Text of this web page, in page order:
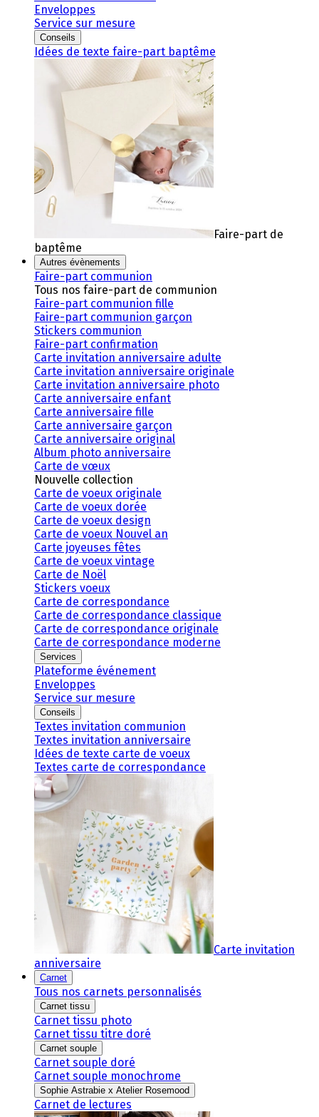
Enveloppes
Service sur mesure
Conseils
Idées de texte faire-part baptême
Faire-part de
baptême
Autres évènements
Faire-part communion
Tous nos faire-part de communion
Faire-part communion fille
Faire-part communion garçon
Stickers communion
Faire-part confirmation
Carte invitation anniversaire adulte
Carte invitation anniversaire originale
Carte invitation anniversaire photo
Carte anniversaire enfant
Carte anniversaire fille
Carte anniversaire garçon
Carte anniversaire original
Album photo anniversaire
Carte de vœux
Nouvelle collection
Carte de voeux originale
Carte de voeux dorée
Carte de voeux design
Carte de voeux Nouvel an
Carte joyeuses fêtes
Carte de voeux vintage
Carte de Noël
Stickers voeux
Carte de correspondance
Carte de correspondance classique
Carte de correspondance originale
Carte de correspondance moderne
Services
Plateforme événement
Enveloppes
Service sur mesure
Conseils
Textes invitation communion
Textes invitation anniversaire
Idées de texte carte de voeux
Textes carte de correspondance
Carte invitation
anniversaire
Carnet
Tous nos carnets personnalisés
Carnet tissu
Carnet tissu photo
Carnet tissu titre doré
Carnet souple
Carnet souple doré
Carnet souple monochrome
Sophie Astrabie x Atelier Rosemood
Carnet de lectures